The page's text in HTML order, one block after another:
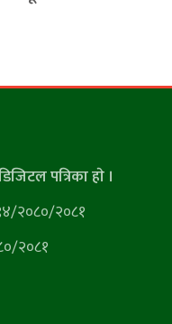
पत्रिका हाे ।
२०८०/२०८१
२०८१